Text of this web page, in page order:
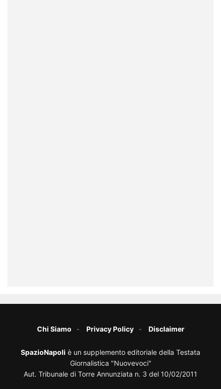
Chi Siamo Privacy Policy Disclaimer
SpazioNapoli è un supplemento editoriale della Testata
Giornalistica "Nuovevoci"
Aut. Tribunale di Torre Annunziata n. 3 del 10/02/2011